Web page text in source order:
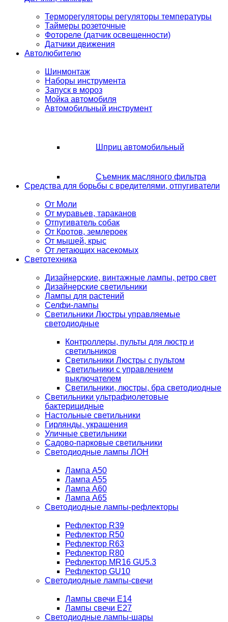
Терморегуляторы регуляторы температуры
Таймеры розеточные
Фотореле (датчик освещенности)
Датчики движения
Автолюбителю
Шинмонтаж
Наборы инструмента
Запуск в мороз
Мойка автомобиля
Автомобильный инструмент
Шприц автомобильный
Съемник масляного фильтра
Средства для борьбы с вредителями, отпугиватели
От Моли
От муравьев, тараканов
Отпугиватель собак
От Кротов, землероек
От мышей, крыс
От летающих насекомых
Светотехника
Дизайнерские, винтажные лампы, ретро свет
Дизайнерские светильники
Лампы для растений
Селфи-лампы
Светильники Люстры управляемые
светодиодные
Контроллеры, пульты для люстр и
светильников
Светильники Люстры с пультом
Светильники с управлением
выключателем
Светильники, люстры, бра светодиодные
Светильники ультрафиолетовые
бактерицидные
Настольные светильники
Гирлянды, украшения
Уличные светильники
Садово-парковые светильники
Светодиодные лампы ЛОН
Лампа A50
Лампа A55
Лампа A60
Лампа A65
Светодиодные лампы-рефлекторы
Рефлектор R39
Рефлектор R50
Рефлектор R63
Рефлектор R80
Рефлектор MR16 GU5.3
Рефлектор GU10
Светодиодные лампы-свечи
Лампы свечи Е14
Лампы свечи Е27
Светодиодные лампы-шары